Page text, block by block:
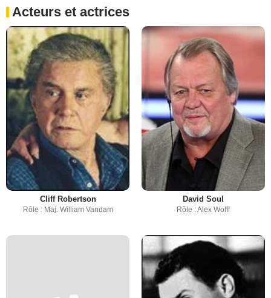
Acteurs et actrices
Cliff Robertson
Rôle : Maj. William Vandam
David Soul
Rôle : Alex Wolff